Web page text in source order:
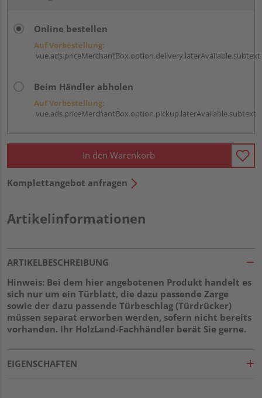
Online bestellen
Auf Vorbestellung:
vue.ads.priceMerchantBox.option.delivery.laterAvailable.subtext
Beim Händler abholen
Auf Vorbestellung:
vue.ads.priceMerchantBox.option.pickup.laterAvailable.subtext
In den Warenkorb
Komplettangebot anfragen
Artikelinformationen
ARTIKELBESCHREIBUNG
Hinweis: Bei dem hier angebotenen Produkt handelt es
sich nur um ein Türblatt, die dazu passende Zarge
sowie der dazu passende Türbeschlag (Türdrücker)
müssen separat erworben werden, sofern nicht bereits
vorhanden. Ihr HolzLand-Fachhändler berät Sie gerne.
EIGENSCHAFTEN